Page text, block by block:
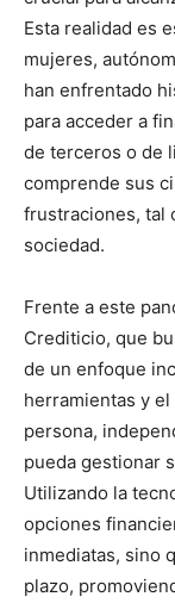
Esta realidad es
mujeres,
han enfrentado
para acceder a
de terceros o de
comprende sus
frustraciones, tal
sociedad.
Frente a este
Crediticio, que
de un enfoque
herramientas y
persona,
pueda gestionar
Utilizando la
opciones
inmediatas, sino
plazo,